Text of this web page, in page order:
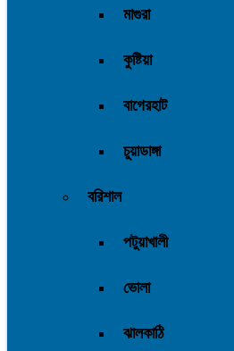
মাগুরা
কুষ্টিয়া
বাগেরহাট
চুয়াডাঙ্গা
বরিশাল
পটুয়াখালী
ভোলা
ঝালকাঠি